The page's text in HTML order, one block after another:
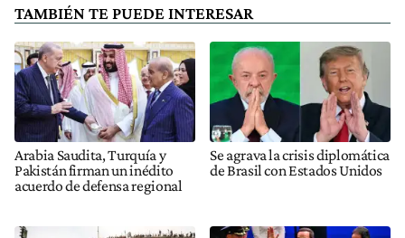
TAMBIÉN TE PUEDE INTERESAR
Arabia Saudita, Turquía y
Pakistán firman un inédito
acuerdo de defensa regional
Se agrava la crisis diplomática
de Brasil con Estados Unidos